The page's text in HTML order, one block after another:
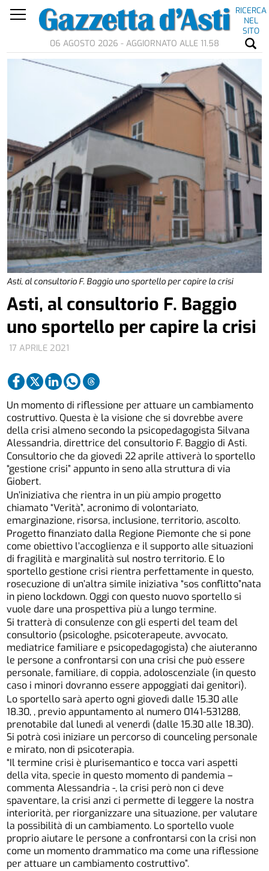
RICERCA
NEL
SITO
06 AGOSTO 2026 - AGGIORNATO ALLE 11.58
Asti, al consultorio F. Baggio uno sportello per capire la crisi
17 APRILE 2021
Asti, al consultorio F. Baggio
uno sportello per capire la crisi
Un momento di riflessione per attuare un cambiamento
costruttivo. Questa è la visione che si dovrebbe avere
della crisi almeno secondo la psicopedagogista Silvana
Alessandria, direttrice del consultorio F. Baggio di Asti.
Consultorio che da giovedì 22 aprile attiverà lo sportello
“gestione crisi” appunto in seno alla struttura di via
Giobert.
Un’iniziativa che rientra in un più ampio progetto
chiamato “Verità”, acronimo di volontariato,
emarginazione, risorsa, inclusione, territorio, ascolto.
Progetto finanziato dalla Regione Piemonte che si pone
come obiettivo l’accoglienza e il supporto alle situazioni
di fragilità e marginalità sul nostro territorio. E lo
sportello gestione crisi rientra perfettamente in questo,
rosecuzione di un’altra simile iniziativa “sos conflitto”nata
in pieno lockdown. Oggi con questo nuovo sportello si
vuole dare una prospettiva più a lungo termine.
Si tratterà di consulenze con gli esperti del team del
consultorio (psicologhe, psicoterapeute, avvocato,
mediatrice familiare e psicopedagogista) che aiuteranno
le persone a confrontarsi con una crisi che può essere
personale, familiare, di coppia, adoloscenziale (in questo
caso i minori dovranno essere appoggiati dai genitori).
Lo sportello sarà aperto ogni giovedì dalle 15.30 alle
18.30, , previo appuntamento al numero 0141-531288,
prenotabile dal lunedì al venerdì (dalle 15.30 alle 18.30).
Si potrà così iniziare un percorso di counceling personale
e mirato, non di psicoterapia.
“Il termine crisi è plurisemantico e tocca vari aspetti
della vita, specie in questo momento di pandemia –
commenta Alessandria -, la crisi però non ci deve
spaventare, la crisi anzi ci permette di leggere la nostra
interiorità, per riorganizzare una situazione, per valutare
la possibilità di un cambiamento. Lo sportello vuole
proprio aiutare le persone a confrontarsi con la crisi non
come un momento drammatico ma come una riflessione
per attuare un cambiamento costruttivo”.